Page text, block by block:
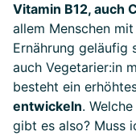
Vitamin B12, auch
allem Menschen
Ernährung geläufig
auch Vegetarier:in
besteht ein
entwickeln. Welche
gibt es also? Muss